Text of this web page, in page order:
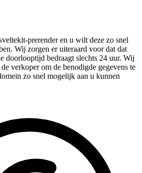
prerender en u wilt deze zo snel
Wij zorgen er uiteraard voor dat dat
doorlooptijd bedraagt slechts 24 uur. Wij
verkoper om de benodigde gegevens te
zo snel mogelijk aan u kunnen